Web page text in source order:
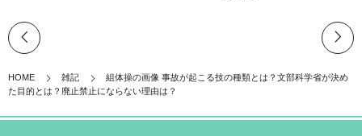
HOME 雑記
組体操の画像 事故が起こる技の種類とは？文部科学省が決め
た目的とは？廃止禁止にならない理由は？